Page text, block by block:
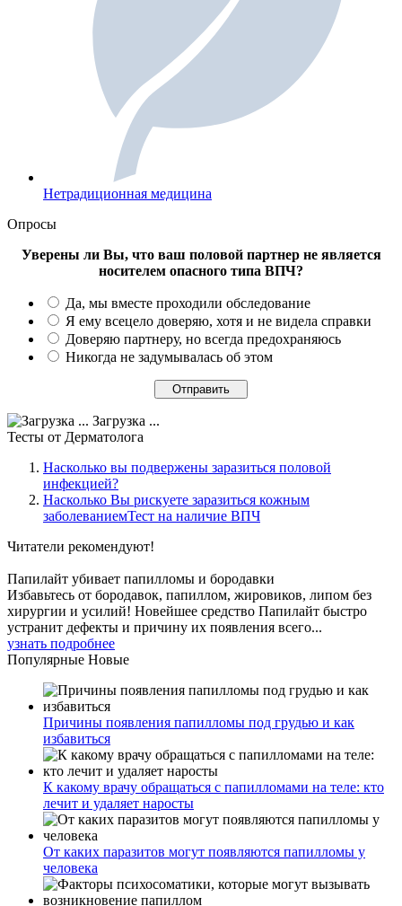
Нетрадиционная медицина
Опросы
Уверены ли Вы, что ваш половой партнер не является
носителем опасного типа ВПЧ?
Да, мы вместе проходили обследование
Я ему всецело доверяю, хотя и не видела справки
Доверяю партнеру, но всегда предохраняюсь
Никогда не задумывалась об этом
Загрузка ...
Тесты от Дерматолога
Насколько вы подвержены заразиться половой
инфекцией?
Насколько Вы рискуете заразиться кожным
заболеваниемТест на наличие ВПЧ
Читатели рекомендуют!
Папилайт убивает папилломы и бородавки
Избавьтесь от бородавок, папиллом, жировиков, липом без
хирургии и усилий! Новейшее средство Папилайт быстро
устранит дефекты и причину их появления всего...
узнать подробнее
Популярные Новые
Причины появления папилломы под грудью и как
избавиться
К какому врачу обращаться с папилломами на теле: кто
лечит и удаляет наросты
От каких паразитов могут появляются папилломы у
человека